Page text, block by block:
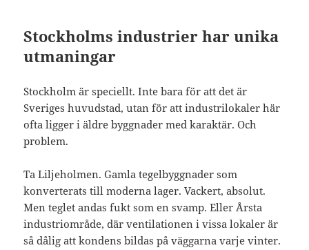
Stockholms industrier har unika
utmaningar
Stockholm är speciellt. Inte bara för att det är
Sveriges huvudstad, utan för att industrilokaler här
ofta ligger i äldre byggnader med karaktär. Och
problem.
Ta Liljeholmen. Gamla tegelbyggnader som
konverterats till moderna lager. Vackert, absolut.
Men teglet andas fukt som en svamp. Eller Årsta
industriområde, där ventilationen i vissa lokaler är
så dålig att kondens bildas på väggarna varje vinter.